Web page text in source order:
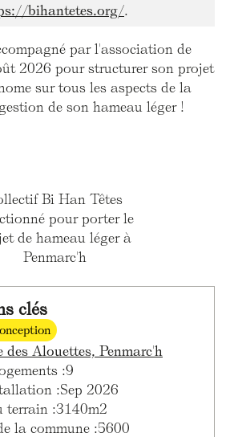
bihantetes.org/.
par l'association de
2026 pour structurer son projet
sur tous les aspects de la
de son hameau léger !
Bi Han Têtes
pour porter le
de hameau léger à
Penmarc'h
clés
des Alouettes, Penmarc'h
:9
:Sep 2026
terrain :3140m2
la commune :5600